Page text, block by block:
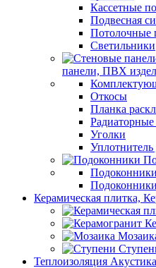
Кассетные
Подвесная
Потолочные
Светильники
панели, ПВХ
Откосы
Планка
Уголки
Уплотнитель
Керамическая плитка,
Теплоизоляция